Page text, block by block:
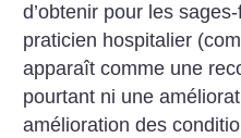
d’obtenir pour les
praticien hospitalier
apparaît comme une
pourtant ni une
amélioration des